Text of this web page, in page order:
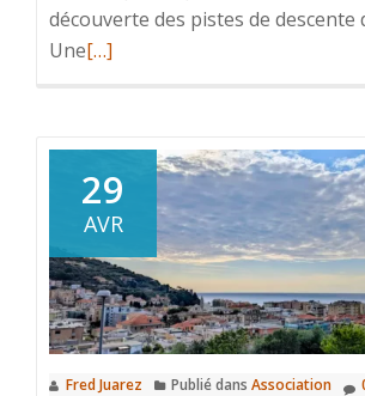
découverte des pistes de descente
UneEn
surSéjour
VTT
dans
le
Jura
[…]
29
AVR
Fred Juarez Publié dans Association